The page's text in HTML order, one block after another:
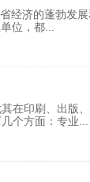
的蓬勃发展
位，都
在印刷、出版
个方面：专业